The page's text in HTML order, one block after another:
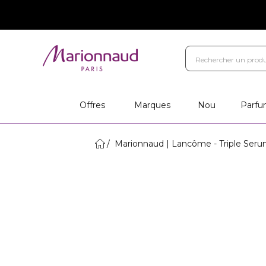
Offres Marques Nou
Marionnaud | Lancôme - Triple